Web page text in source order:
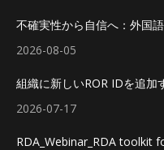
不確実性から自信へ：外国
2026-08-05
組織に新しいROR IDを追加
2026-07-17
RDA_Webinar_RDA toolkit